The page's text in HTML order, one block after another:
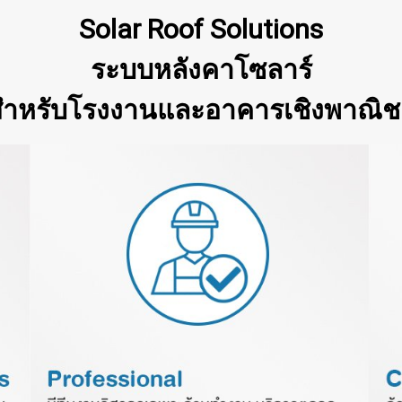
Solar Roof Solutions
ระบบหลังคาโซลาร์
หรับโรงงานและอาคารเชิงพาณิ